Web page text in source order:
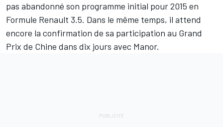
pas abandonné son programme initial pour 2015 en
Formule Renault 3.5. Dans le même temps, il attend
encore la confirmation de sa participation au Grand
Prix de Chine dans dix jours avec Manor.